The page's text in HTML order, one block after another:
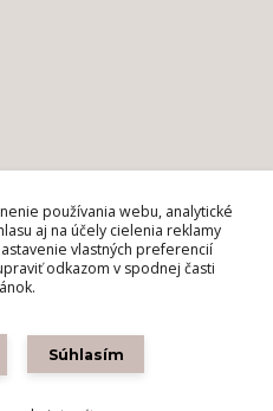
používania webu, analytické
aj na účely cielenia reklamy
vlastných preferencií
odkazom v spodnej časti
Súhlasím